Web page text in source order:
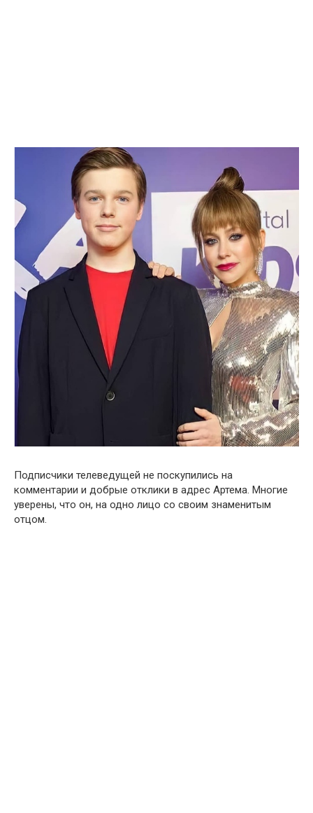
Подписчики телеведущей не поскупились на
комментарии и добрые отклики в адрес Артема. Многие
уверены, что он, на одно лицо со своим знаменитым
отцом.